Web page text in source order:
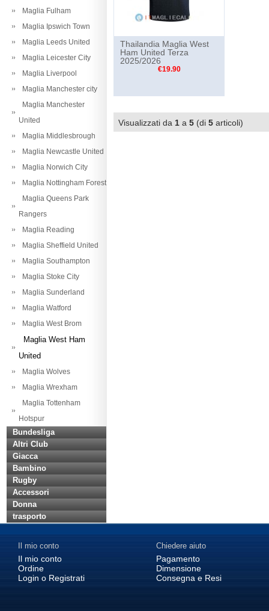
Maglia Fulham
Maglia Ipswich Town
Maglia Leeds United
Maglia Leicester City
Maglia Liverpool
Maglia Manchester city
Maglia Manchester
United
Maglia Middlesbrough
Maglia Newcastle United
Maglia Norwich City
Maglia Nottingham Forest
Maglia Queens Park
Rangers
Maglia Reading
Maglia Sheffield United
Maglia Southampton
Maglia Stoke City
Maglia Sunderland
Maglia Watford
Maglia West Brom
Maglia West Ham
United
Maglia Wolves
Maglia Wrexham
Maglia Tottenham
Hotspur
Bundesliga
Altri Club
Giacca
Bambino
Rugby
Accessori
Donna
trasporto
Thailandia Maglia West
Ham United Terza
2025/2026
€19.90
Visualizzati da 1 a 5 (di 5 articoli)
Il mio conto
Il mio conto
Ordine
Login o Registrati
Chiedere aiuto
Pagamento
Dimensione
Consegna e Resi